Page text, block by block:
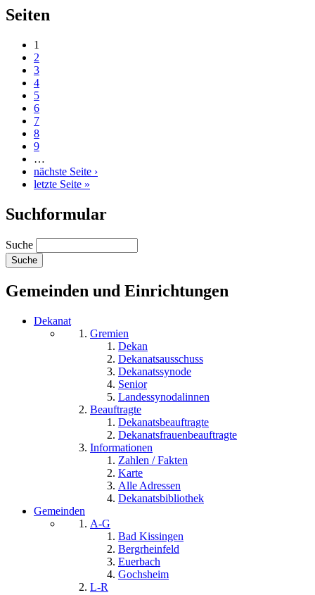
Seiten
1
2
3
4
5
6
7
8
9
…
nächste Seite ›
letzte Seite »
Suchformular
Suche
Gemeinden und Einrichtungen
Dekanat
Gremien
Dekan
Dekanatsausschuss
Dekanatssynode
Senior
Landessynodalinnen
Beauftragte
Dekanatsbeauftragte
Dekanatsfrauenbeauftragte
Informationen
Zahlen / Fakten
Karte
Alle Adressen
Dekanatsbibliothek
Gemeinden
A-G
Bad Kissingen
Bergrheinfeld
Euerbach
Gochsheim
L-R